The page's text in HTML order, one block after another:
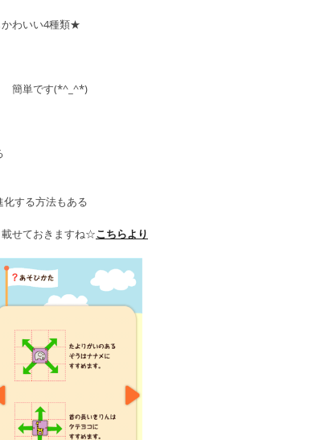
かわいい4種類★
簡単です(*^_^*)
する方法もある
せておきますね☆こちらより